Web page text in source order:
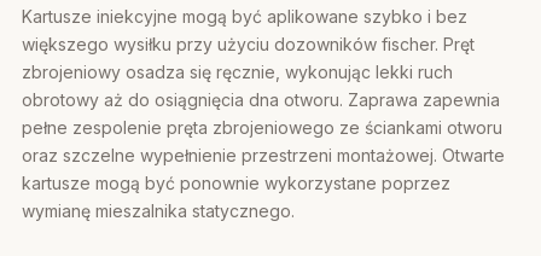
Kartusze iniekcyjne mogą być aplikowane szybko i bez
większego wysiłku przy użyciu dozowników fischer. Pręt
zbrojeniowy osadza się ręcznie, wykonując lekki ruch
obrotowy aż do osiągnięcia dna otworu. Zaprawa zapewnia
pełne zespolenie pręta zbrojeniowego ze ściankami otworu
oraz szczelne wypełnienie przestrzeni montażowej. Otwarte
kartusze mogą być ponownie wykorzystane poprzez
wymianę mieszalnika statycznego.